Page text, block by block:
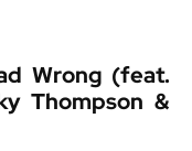
Wrong (feat.
Thompson &